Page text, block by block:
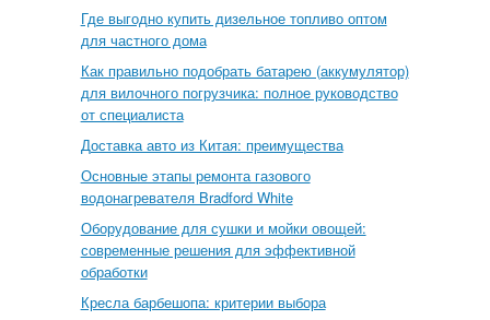
Где выгодно купить дизельное топливо оптом
для частного дома
Как правильно подобрать батарею (аккумулятор)
для вилочного погрузчика: полное руководство
от специалиста
Доставка авто из Китая: преимущества
Основные этапы ремонта газового
водонагревателя Bradford White
Оборудование для сушки и мойки овощей:
современные решения для эффективной
обработки
Кресла барбешопа: критерии выбора